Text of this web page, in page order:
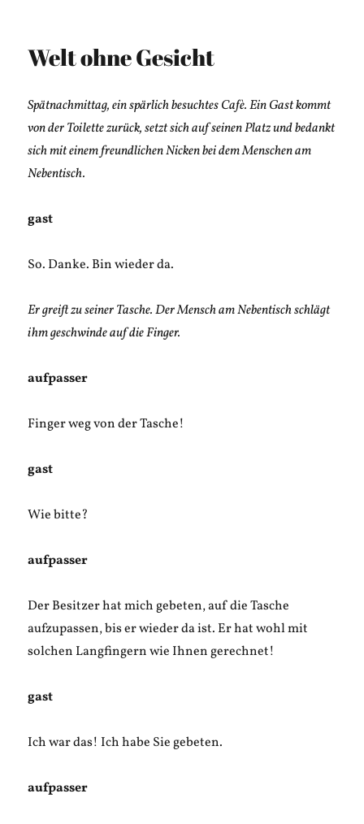
Welt ohne Gesicht
Spätnachmittag, ein spärlich besuchtes Cafè. Ein Gast kommt
von der Toilette zurück, setzt sich auf seinen Platz und bedankt
sich mit einem freundlichen Nicken bei dem Menschen am
Nebentisch.
gast
So. Danke. Bin wieder da.
Er greift zu seiner Tasche. Der Mensch am Nebentisch schlägt
ihm geschwinde auf die Finger.
aufpasser
Finger weg von der Tasche!
gast
Wie bitte?
aufpasser
Der Besitzer hat mich gebeten, auf die Tasche
aufzupassen, bis er wieder da ist. Er hat wohl mit
solchen Langfingern wie Ihnen gerechnet!
gast
Ich war das! Ich habe Sie gebeten.
aufpasser